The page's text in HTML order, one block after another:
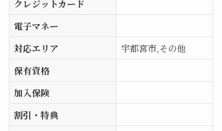
クレジットカード
電子マネー
対応エリア
宇都宮市,その他
保有資格
加入保険
割引・特典